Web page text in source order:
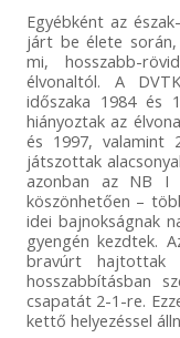
Egyébként az
járt be élete során,
mi, hosszabb-
élvonaltól. A
időszaka 1984 és
hiányoztak az
és 1997, valamint
játszottak
azonban az NB I
köszönhetően –
idei bajnokságnak
gyengén kezdtek.
bravúrt hajtottak
hosszabbításban
csapatát 2-1-re.
kettő helyezéssel